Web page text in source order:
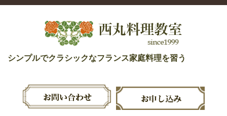
シンプルでクラシックなフランス家庭料理を習う